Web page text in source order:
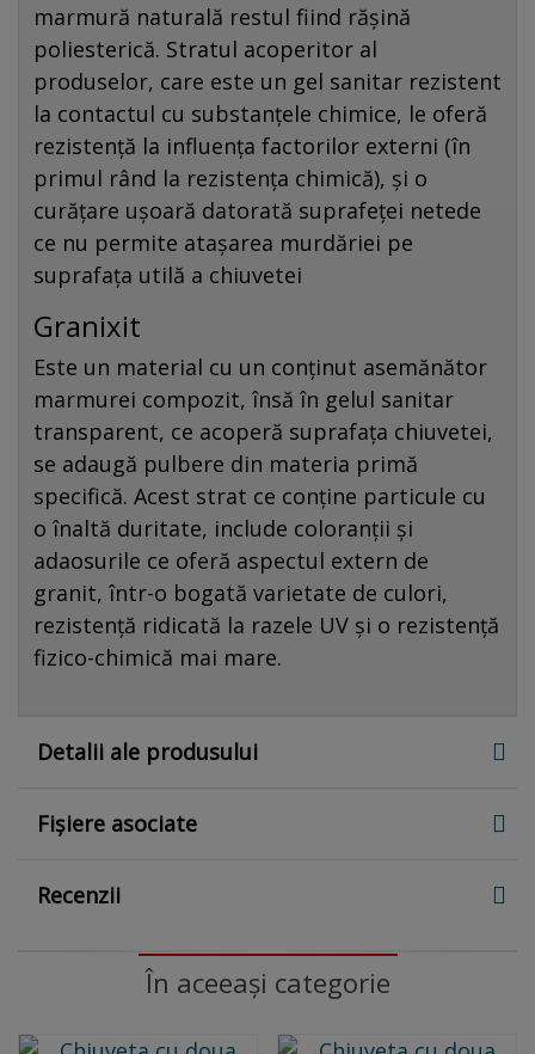
marmură naturală restul fiind rășină
poliesterică. Stratul acoperitor al
produselor, care este un gel sanitar rezistent
la contactul cu substanțele chimice, le oferă
rezistență la influența factorilor externi (în
primul rând la rezistența chimică), și o
curățare ușoară datorată suprafeței netede
ce nu permite atașarea murdăriei pe
suprafața utilă a chiuvetei
Granixit
Este un material cu un conținut asemănător
marmurei compozit, însă în gelul sanitar
transparent, ce acoperă suprafața chiuvetei,
se adaugă pulbere din materia primă
specifică. Acest strat ce conține particule cu
o înaltă duritate, include coloranții și
adaosurile ce oferă aspectul extern de
granit, într-o bogată varietate de culori,
rezistență ridicată la razele UV și o rezistență
fizico-chimică mai mare.
Detalii ale produsului
Fișiere asociate
Recenzii
În aceeași categorie